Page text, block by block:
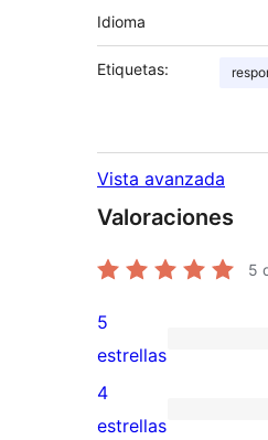
Idioma
Etiquetas:
Vista avanzada
Valoraciones
5
2
valoraciones
de
5
estrellas
0
4
estrellas